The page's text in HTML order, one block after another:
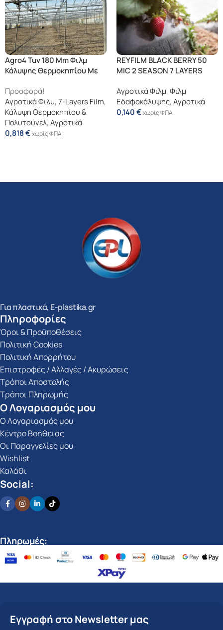
Agro4 Tuv 180 Μm Φιλμ
Κάλυψης Θερμοκηπίου Με
Χρόνια
Προσφορά!
Αγροτικά Φιλμ,7-Layers Film,
Κάλυψη Θερμοκηπίου &
Πολυτούνελ,Αγροτικά
0,818€χωρίς ΦΠΑ
REYFILM BLACK BERRY 50
MIC 2 SEASON 7 LAYERS
Αγροτικά Φιλμ,Φιλμ
Εδαφοκάλυψης,Αγροτικά
0,140€χωρίς ΦΠΑ
Για πλαστικά, E-plastika.gr
Πληροφορίες
Όροι & Προϋποθέσεις
Πολιτική Cookies
Πολιτική Απορρήτου
Επιστροφές / Αλλαγές / Ακυρώσεις
Τρόποι Αποστολής
Τρόποι Πληρωμής
Ο Λογαριασμός μου
Ο Λογαριασμός μου
Κέντρο Βοήθειας
Οι Παραγγελίες μου
Wishlist
Καλάθι
Social:
Πληρωμές:
Εγγραφή στο Newsletter μας